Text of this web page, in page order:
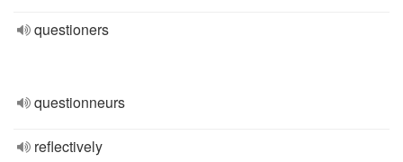
questioners
questionneurs
reflectively